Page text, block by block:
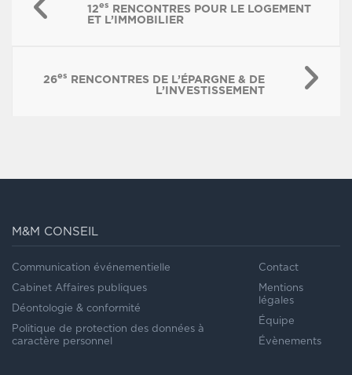
12es
RENCONTRES POUR LE LOGEMENT
ET L’IMMOBILIER
26es
RENCONTRES DE L’ÉPARGNE & DE
L’INVESTISSEMENT
M&M CONSEIL
Communication événementielle
Cabinet Affaires publiques
Déontologie & conformité
Politique de protection des données à
caractère personnel
Contact
Mentions
légales
Équipe
Évènements